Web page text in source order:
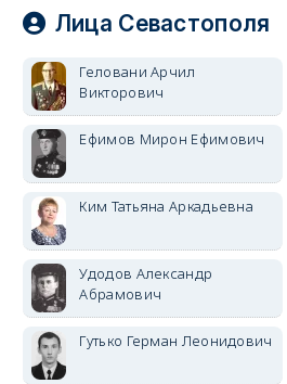
Лица Севастополя
Геловани Арчил
Викторович
Ефимов Мирон Ефимович
Ким Татьяна Аркадьевна
Удодов Александр
Абрамович
Гутько Герман Леонидович